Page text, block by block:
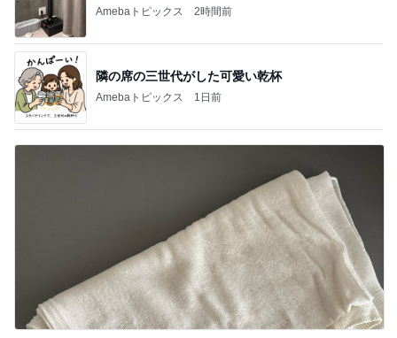
Amebaトピックス 2時間前
隣の席の三世代がした可愛い乾杯
Amebaトピックス 1日前